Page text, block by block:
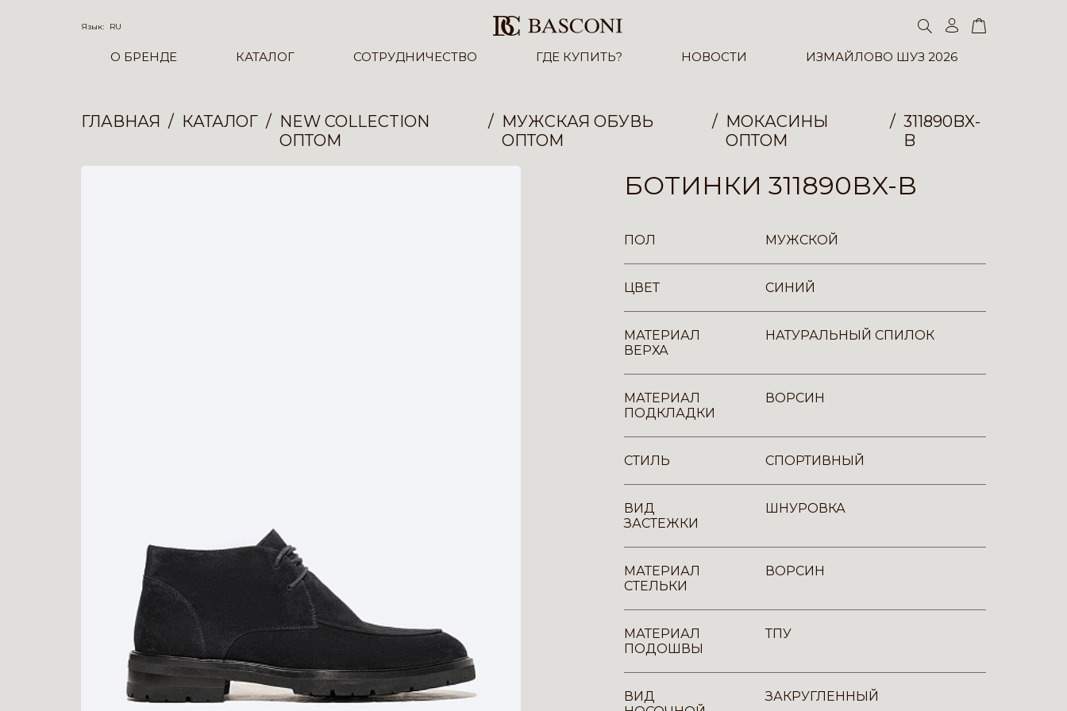
Язык: RU
О БРЕНДЕ КАТАЛОГ СОТРУДНИЧЕСТВО ГДЕ КУПИТЬ? НОВОСТИ ИЗМАЙЛОВО ШУЗ 2026
ГЛАВНАЯ КАТАЛОГ
NEW COLLECTION
ОПТОМ
МУЖСКАЯ ОБУВЬ
ОПТОМ
МОКАСИНЫ
ОПТОМ
311890BX-
B
БОТИНКИ 311890BX-B
ПОЛ МУЖСКОЙ
ЦВЕТ СИНИЙ
МАТЕРИАЛ
ВЕРХА
НАТУРАЛЬНЫЙ СПИЛОК
МАТЕРИАЛ
ПОДКЛАДКИ
ВОРСИН
СТИЛЬ СПОРТИВНЫЙ
ВИД
ЗАСТЕЖКИ
ШНУРОВКА
МАТЕРИАЛ
СТЕЛЬКИ
ВОРСИН
МАТЕРИАЛ
ПОДОШВЫ
ТПУ
ВИД
ЗАКРУГЛЕННЫЙ